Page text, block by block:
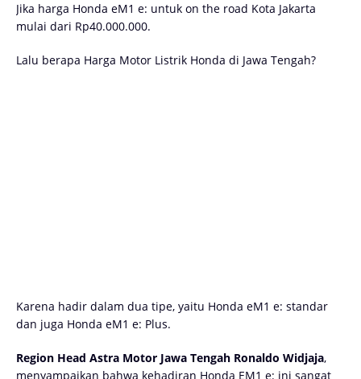
Jika harga Honda eM1 e: untuk on the road Kota Jakarta
mulai dari Rp40.000.000.
Lalu berapa Harga Motor Listrik Honda di Jawa Tengah?
Karena hadir dalam dua tipe, yaitu Honda eM1 e: standar
dan juga Honda eM1 e: Plus.
Region Head Astra Motor Jawa Tengah Ronaldo Widjaja,
menyampaikan bahwa kehadiran Honda EM1 e: ini sangat